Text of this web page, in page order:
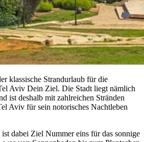
klassische Strandurlaub für die
Aviv Dein Ziel. Die Stadt liegt nämlich
ist deshalb mit zahlreichen Stränden
Aviv für sein notorisches Nachtleben
ist dabei Ziel Nummer eins für das sonnige